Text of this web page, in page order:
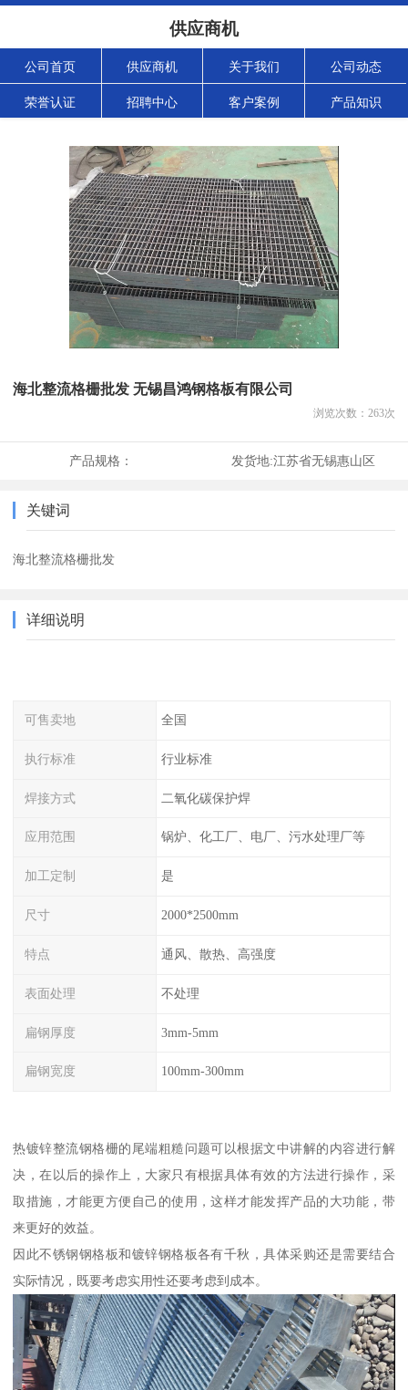
供应商机
公司首页 供应商机 关于我们 公司动态
荣誉认证 招聘中心 客户案例 产品知识
海北整流格栅批发 无锡昌鸿钢格板有限公司
浏览次数： 263次
产品规格： 发货地:江苏省无锡惠山区
关键词
海北整流格栅批发
详细说明
可售卖地 全国
执行标准 行业标准
焊接方式 二氧化碳保护焊
应用范围 锅炉、化工厂、电厂、污水处理厂等
加工定制 是
尺寸 2000*2500mm
特点 通风、散热、高强度
表面处理 不处理
扁钢厚度 3mm-5mm
扁钢宽度 100mm-300mm
热镀锌整流钢格栅的尾端粗糙问题可以根据文中讲解的内容进行解
决，在以后的操作上，大家只有根据具体有效的方法进行操作，采
取措施，才能更方便自己的使用，这样才能发挥产品的大功能，带
来更好的效益。
因此不锈钢钢格板和镀锌钢格板各有千秋，具体采购还是需要结合
实际情况，既要考虑实用性还要考虑到成本。